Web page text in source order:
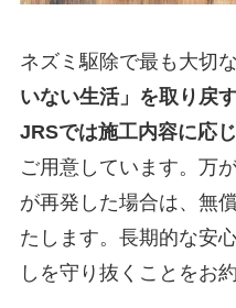
ネズミ駆除で最も大切な
いない生活」を取り戻
JRSでは施工内容に応
ご用意しています。万
が再発した場合は、無
たします。長期的な安
しを守り抜くことをお